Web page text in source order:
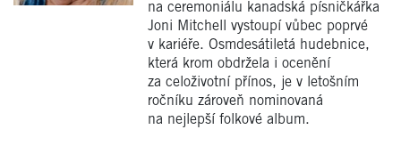
na ceremoniálu kanadská písničkářka
Joni Mitchell vystoupí vůbec poprvé
v kariéře. Osmdesátiletá hudebnice,
která krom obdržela i ocenění
za celoživotní přínos, je v letošním
ročníku zároveň nominovaná
na nejlepší folkové album.